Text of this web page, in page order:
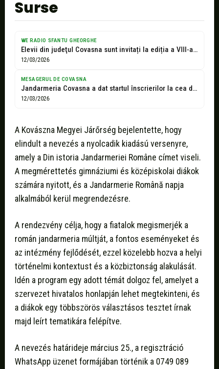
Surse
WE RADIO SFANTU GHEORGHE
Elevii din judeţul Covasna sunt invitați la ediția a VIII-a a concursului...
12/03/2026
MESAGERUL DE COVASNA
Jandarmeria Covasna a dat startul înscrierilor la cea de a VIII-a ediție...
12/03/2026
A Kovászna Megyei Járőrség bejelentette, hogy
elindult a nevezés a nyolcadik kiadású versenyre,
amely a Din istoria Jandarmeriei Române címet viseli.
A megmérettetés gimnáziumi és középiskolai diákok
számára nyitott, és a Jandarmerie Română napja
alkalmából kerül megrendezésre.
A rendezvény célja, hogy a fiatalok megismerjék a
román jandarmeria múltját, a fontos eseményeket és
az intézmény fejlődését, ezzel közelebb hozva a helyi
történelmi kontextust és a közbiztonság alakulását.
Idén a program egy adott témát dolgoz fel, amelyet a
szervezet hivatalos honlapján lehet megtekinteni, és
a diákok egy többszörös választásos tesztet írnak
majd leírt tematikára felépítve.
A nevezés határideje március 25., a regisztráció
WhatsApp üzenet formájában történik a 0749 089